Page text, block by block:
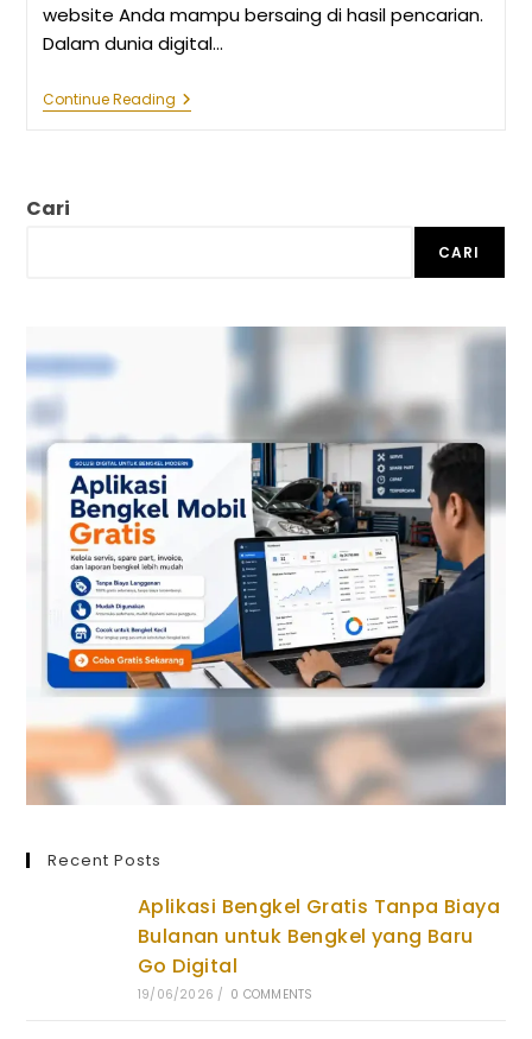
website Anda mampu bersaing di hasil pencarian.
Dalam dunia digital…
Continue ReadingApa
Itu
Cari
CARI
Recent Posts
Aplikasi Bengkel Gratis Tanpa Biaya
Bulanan untuk Bengkel yang Baru
Go Digital
19/06/2026 / 0 COMMENTS